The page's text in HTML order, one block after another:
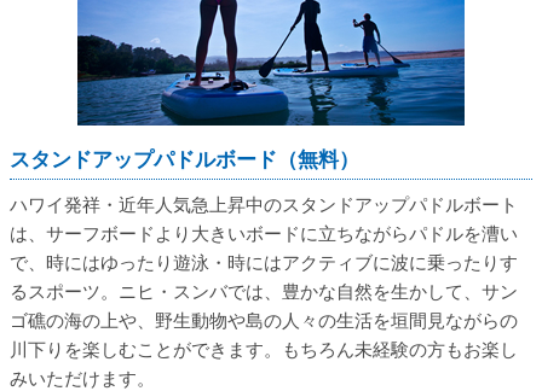
スタンドアップパドルボード（無料）
ハワイ発祥・近年人気急上昇中のスタンドアップパドルボート
は、サーフボードより大きいボードに立ちながらパドルを漕い
で、時にはゆったり遊泳・時にはアクティブに波に乗ったりす
るスポーツ。ニヒ・スンバでは、豊かな自然を生かして、サン
ゴ礁の海の上や、野生動物や島の人々の生活を垣間見ながらの
川下りを楽しむことができます。もちろん未経験の方もお楽し
みいただけます。